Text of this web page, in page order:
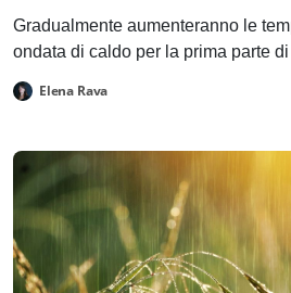
Gradualmente aumenteranno le
ondata di caldo per la prima parte
Elena Rava